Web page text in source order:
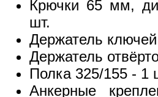
Крючки 65 мм,
шт.
Держатель
Держатель
Полка 325/155 - 1
Анкерные